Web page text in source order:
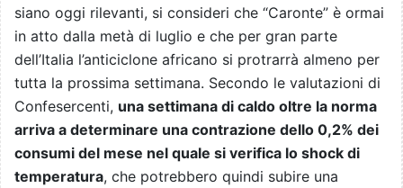
siano oggi rilevanti, si consideri che “Caronte” è ormai
in atto dalla metà di luglio e che per gran parte
dell’Italia l’anticiclone africano si protrarrà almeno per
tutta la prossima settimana. Secondo le valutazioni di
Confesercenti, una settimana di caldo oltre la norma
arriva a determinare una contrazione dello 0,2% dei
consumi del mese nel quale si verifica lo shock di
temperatura, che potrebbero quindi subire una